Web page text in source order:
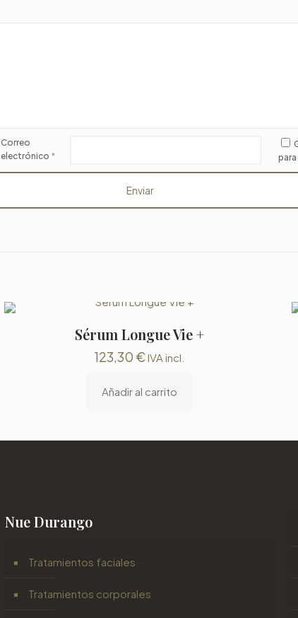
Correo
electrónico *
para
Sérum Longue Vie +
123,30 €IVA incl.
Añadir al carrito
Nue Durango
Tratamientos faciales
Tratamientos corporales